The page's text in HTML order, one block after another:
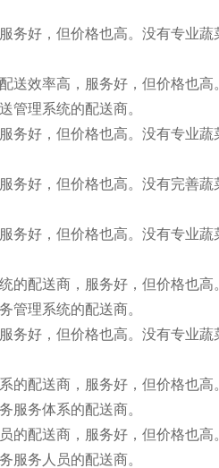
务好，但价格也高。没有专业
送效率高，服务好，但价格也
管理系统的配送商。
务好，但价格也高。没有专业
务好，但价格也高。没有完善
务好，但价格也高。没有专业
的配送商，服务好，但价格也
管理系统的配送商。
务好，但价格也高。没有专业
的配送商，服务好，但价格也
服务体系的配送商。
的配送商，服务好，但价格也
服务人员的配送商。